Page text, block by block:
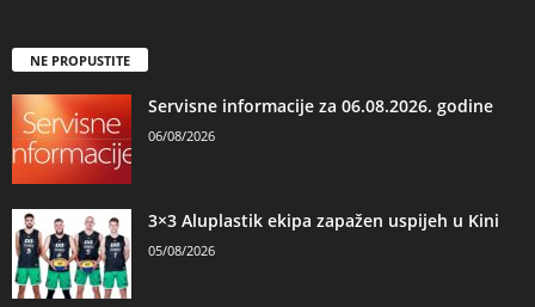
NE PROPUSTITE
Servisne informacije za 06.08.2026. godine
06/08/2026
3×3 Aluplastik ekipa zapažen uspijeh u Kini
05/08/2026